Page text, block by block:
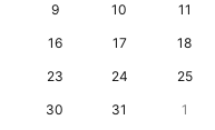
9
10 11
16
17 18
23
24 25
30
31 1